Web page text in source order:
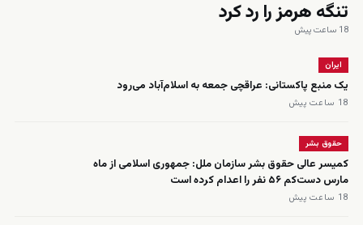
تنگه هرمز را رد کرد
18 ساعت پیش
ایران
یک منبع پاکستانی: عراقچی جمعه به اسلام‌آباد می‌رود
18 ساعت پیش
حقوق بشر
کمیسر عالی حقوق بشر سازمان ملل: جمهوری اسلامی از ماه
مارس دست‌کم ۵۶ نفر را اعدام کرده است
18 ساعت پیش